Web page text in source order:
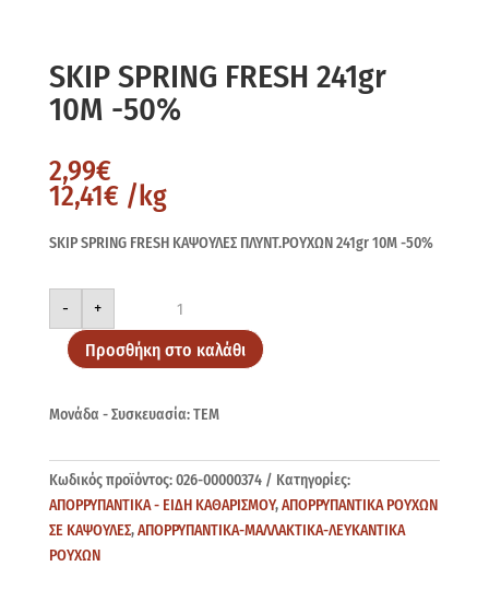
SKIP SPRING FRESH 241gr
10Μ -50%
2,99€
12,41€ /kg
SKIP SPRING FRESH ΚΑΨΟΥΛΕΣ ΠΛΥΝΤ.ΡΟΥΧΩΝ 241gr 10Μ -50%
-
SKIP
FRESH
241gr
10Μ
-50%
+
Προσθήκη στο καλάθι
Μονάδα - Συσκευασία: ΤΕΜ
Κωδικός προϊόντος:026-00000374
Κατηγορίες:
ΑΠΟΡΡΥΠΑΝΤΙΚΑ - ΕΙΔΗ ΚΑΘΑΡΙΣΜΟΥ,ΑΠΟΡΡΥΠΑΝΤΙΚΑ ΡΟΥΧΩΝ
ΣΕ ΚΑΨΟΥΛΕΣ,ΑΠΟΡΡΥΠΑΝΤΙΚΑ-ΜΑΛΛΑΚΤΙΚΑ-ΛΕΥΚΑΝΤΙΚΑ
ΡΟΥΧΩΝ